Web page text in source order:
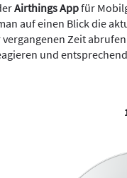
Airthings Appfür
auf einen Blick die
Zeit
und